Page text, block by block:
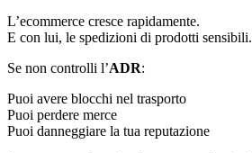
L’ecommerce cresce rapidamente.
E con lui, le spedizioni di prodotti sensibili.
Se non controlli l’ADR:
Puoi avere blocchi nel trasporto
Puoi perdere merce
Puoi danneggiare la tua reputazione